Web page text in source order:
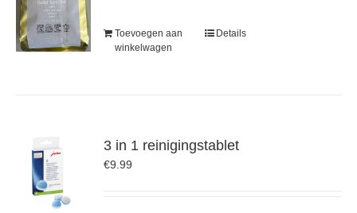
Toevoegen aan
winkelwagen
Details
3 in 1 reinigingstablet
€9.99